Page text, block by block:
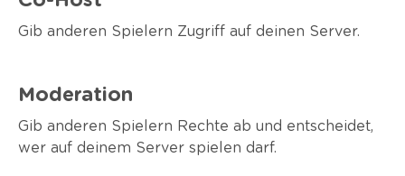
Gib anderen Spielern Zugriff auf deinen Server.
Moderation
Gib anderen Spielern Rechte ab und entscheidet,
wer auf deinem Server spielen darf.